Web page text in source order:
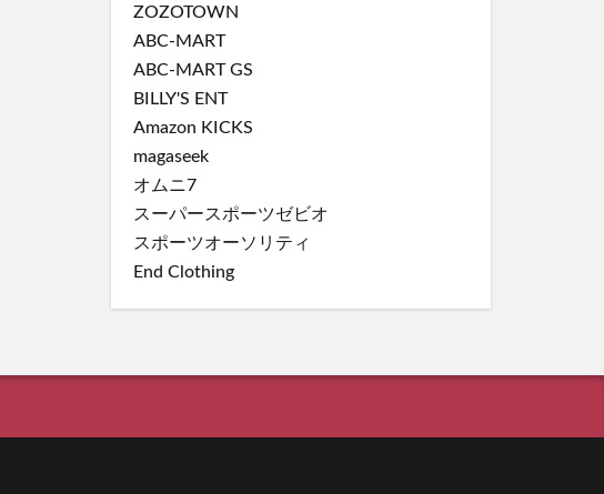
ZOZOTOWN
ABC-MART
ABC-MART GS
BILLY'S ENT
Amazon KICKS
magaseek
オムニ7
スーパースポーツゼビオ
スポーツオーソリティ
End Clothing